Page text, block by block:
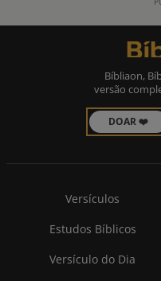
Bíbliaon,
versão
DOAR ❤️
Versículos
Estudos Bíblicos
Versículo do Dia